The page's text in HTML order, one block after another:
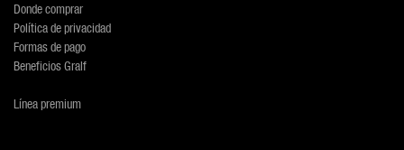
Donde comprar
Política de privacidad
Formas de pago
Beneficios Gralf
Línea premium